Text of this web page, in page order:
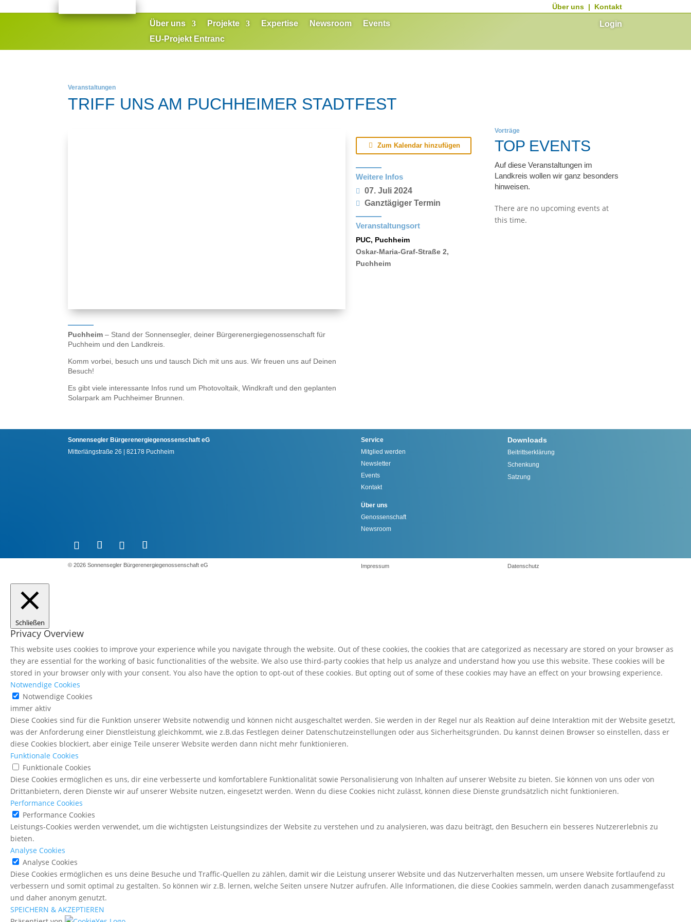
Über uns| Kontakt
Über uns Projekte Expertise Newsroom
Events
EU-Projekt Entranc
Login
Veranstaltungen
TRIFF UNS AM PUCHHEIMER STADTFEST
Puchheim – Stand der Sonnensegler, deiner Bürgerenergiegenossenschaft für
Puchheim und den Landkreis.
Komm vorbei, besuch uns und tausch Dich mit uns aus. Wir freuen uns auf Deinen
Besuch!
Es gibt viele interessante Infos rund um Photovoltaik, Windkraft und den geplanten
Solarpark am Puchheimer Brunnen.
Zum Kalendar hinzufügen
Weitere Infos
07. Juli 2024
Ganztägiger Termin
Veranstaltungsort
PUC, Puchheim
Oskar-Maria-Graf-Straße 2,
Puchheim
Vorträge
TOP EVENTS
Auf diese Veranstaltungen im
Landkreis wollen wir ganz besonders
hinweisen.
There are no upcoming events at
this time.
Sonnensegler Bürgerenergiegenossenschaft eG
Mitterlängstraße 26 | 82178 Puchheim
Service
Mitglied werden
Newsletter
Events
Kontakt
Über uns
Genossenschaft
Newsroom
Downloads
Beitrittserklärung
Schenkung
Satzung
©️ 2026 Sonnensegler Bürgerenergiegenossenschaft eG Impressum Datenschutz
Schließen
Privacy Overview
This website uses cookies to improve your experience while you navigate through the website. Out of these cookies, the cookies that are categorized as necessary are stored on your browser as
they are essential for the working of basic functionalities of the website. We also use third-party cookies that help us analyze and understand how you use this website. These cookies will be
stored in your browser only with your consent. You also have the option to opt-out of these cookies. But opting out of some of these cookies may have an effect on your browsing experience.
Notwendige Cookies
Notwendige Cookies
immer aktiv
Diese Cookies sind für die Funktion unserer Website notwendig und können nicht ausgeschaltet werden. Sie werden in der Regel nur als Reaktion auf deine Interaktion mit der Website gesetzt,
was der Anforderung einer Dienstleistung gleichkommt, wie z.B.das Festlegen deiner Datenschutzeinstellungen oder aus Sicherheitsgründen. Du kannst deinen Browser so einstellen, dass er
diese Cookies blockiert, aber einige Teile unserer Website werden dann nicht mehr funktionieren.
Funktionale Cookies
Funktionale Cookies
Diese Cookies ermöglichen es uns, dir eine verbesserte und komfortablere Funktionalität sowie Personalisierung von Inhalten auf unserer Website zu bieten. Sie können von uns oder von
Drittanbietern, deren Dienste wir auf unserer Website nutzen, eingesetzt werden. Wenn du diese Cookies nicht zulässt, können diese Dienste grundsätzlich nicht funktionieren.
Performance Cookies
Performance Cookies
Leistungs-Cookies werden verwendet, um die wichtigsten Leistungsindizes der Website zu verstehen und zu analysieren, was dazu beiträgt, den Besuchern ein besseres Nutzererlebnis zu
bieten.
Analyse Cookies
Analyse Cookies
Diese Cookies ermöglichen es uns deine Besuche und Traffic-Quellen zu zählen, damit wir die Leistung unserer Website und das Nutzerverhalten messen, um unsere Website fortlaufend zu
verbessern und somit optimal zu gestalten. So können wir z.B. lernen, welche Seiten unsere Nutzer aufrufen. Alle Informationen, die diese Cookies sammeln, werden danach zusammengefasst
und daher anonym genutzt.
SPEICHERN & AKZEPTIEREN